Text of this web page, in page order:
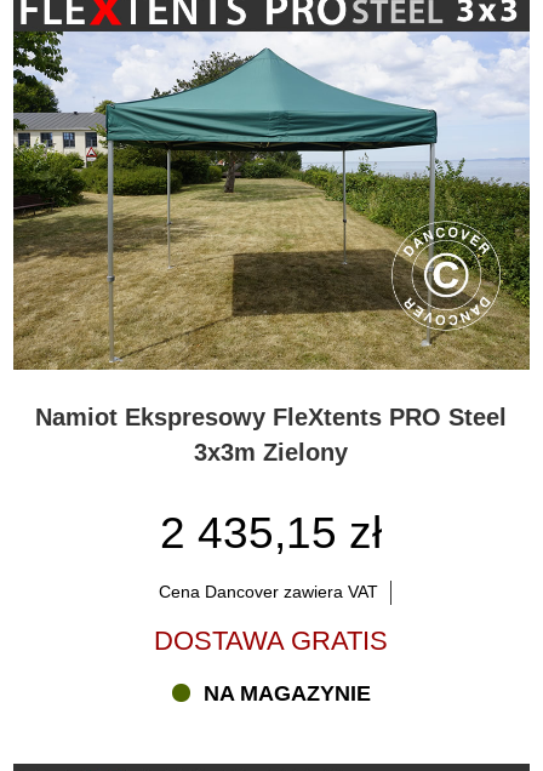
Namiot Ekspresowy FleXtents PRO Steel
3x3m Zielony
2 435,15 zł
Cena Dancover zawiera VAT
DOSTAWA GRATIS
NA MAGAZYNIE